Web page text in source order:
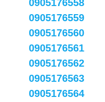
0905176558
0905176559
0905176560
0905176561
0905176562
0905176563
0905176564